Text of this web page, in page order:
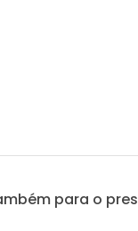
para o